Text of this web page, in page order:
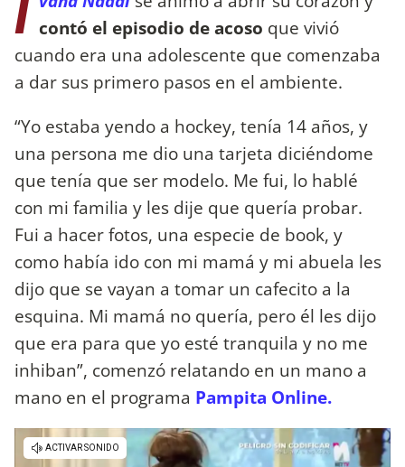
I contó el episodio de acoso que vivió
cuando era una adolescente que comenzaba
a dar sus primero pasos en el ambiente.
“Yo estaba yendo a hockey, tenía 14 años, y
una persona me dio una tarjeta diciéndome
que tenía que ser modelo. Me fui, lo hablé
con mi familia y les dije que quería probar.
Fui a hacer fotos, una especie de book, y
como había ido con mi mamá y mi abuela les
dijo que se vayan a tomar un cafecito a la
esquina. Mi mamá no quería, pero él les dijo
que era para que yo esté tranquila y no me
inhiban”, comenzó relatando en un mano a
mano en el programa Pampita Online.